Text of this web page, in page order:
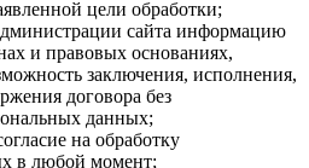
цели обработки;
сайта информацию
и правовых основаниях,
заключения, исполнения,
договора без
данных;
на обработку
в любой момент;